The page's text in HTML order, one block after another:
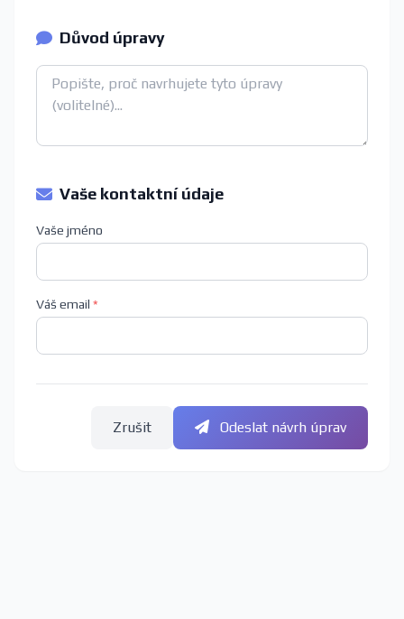
Důvod úpravy
Vaše kontaktní údaje
Vaše jméno
Váš email *
Zrušit Odeslat návrh úprav